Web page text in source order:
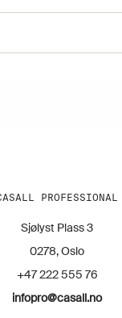
PROFESSIONAL
Sjølyst Plass 3
0278, Oslo
+47 222 555 76
infopro@casall.no